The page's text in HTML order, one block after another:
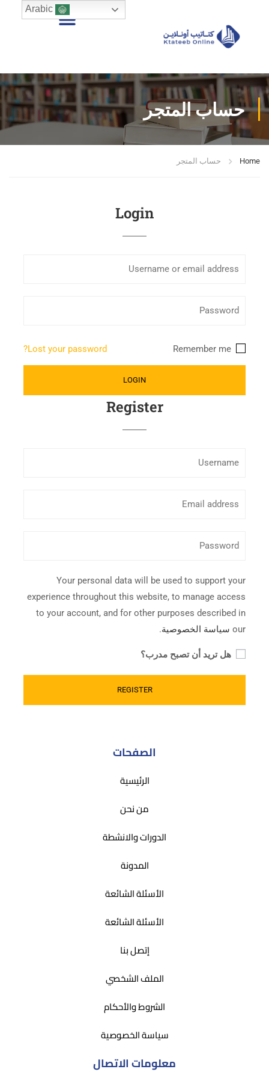
حساب المتجر
Home حساب المتجر
Login
Lost your password?
Register
Your personal data will be used to support your
experience throughout this website, to manage access
to your account, and for other purposes described in
our سياسة الخصوصية.
هل تريد أن تصبح مدرب؟
الصفحات
الرئيسية
من نحن
الدورات والانشطة
المدونة
الأسئلة الشائعة
الأسئلة الشائعة
إتصل بنا
الملف الشخصي
الشروط والأحكام
سياسة الخصوصية
معلومات الاتصال
Arabic